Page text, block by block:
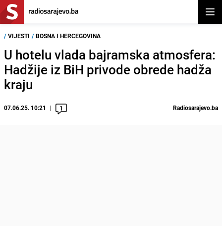
/ VIJESTI / BOSNA I HERCEGOVINA
U hotelu vlada bajramska atmosfera:
Hadžije iz BiH privode obrede hadža
kraju
07.06.25. 10:21 1 Radiosarajevo.ba